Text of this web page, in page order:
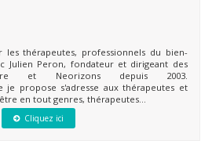
les thérapeutes, professionnels du bien-
Julien Peron, fondateur et dirigeant des
et Neorizons depuis 2003.
je propose s'adresse aux thérapeutes et
en tout genres, thérapeutes...
Cliquez ici